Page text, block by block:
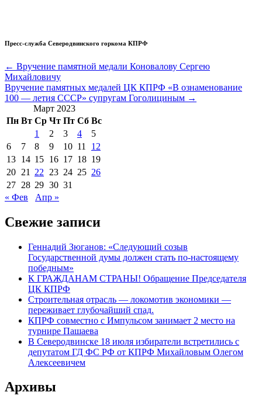
Пресс-служба Северодвинского горкома КПРФ
Навигация
по
записям
← Вручение памятной медали Коновалову Сергею
Михайловичу
Вручение памятных медалей ЦК КПРФ «В ознаменование
100 — летия СССР» супругам Гоголициным →
Март 2023
Пн Вт Ср Чт Пт Сб Вс
1
2 3 4
5
6
7 8 9 10 11
12
13 14 15 16 17 18 19
20 21 22 23 24 25 26
27 28 29 30 31
« Фев
Апр »
Свежие записи
Геннадий Зюганов: «Следующий созыв
Государственной думы должен стать по-настоящему
победным»
К ГРАЖДАНАМ СТРАНЫ! Обращение Председателя
ЦК КПРФ
Строительная отрасль — локомотив экономики —
переживает глубочайший спад.
КПРФ совместно с Импульсом занимает 2 место на
турнире Пашаева
В Северодвинске 18 июля избиратели встретились с
депутатом ГД ФС РФ от КПРФ Михайловым Олегом
Алексеевичем
Архивы